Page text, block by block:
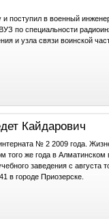
поступил в военный
по специальности
и узла связи воинской
Кайдарович
№ 2 2009 года.
того же года в
заведения с
в городе Приозерске.